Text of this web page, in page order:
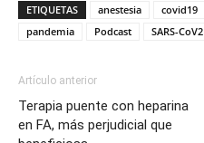
ETIQUETAS anestesia covid19
pandemia
Podcast SARS-CoV2
Artículo anterior
Terapia puente con heparina
en FA, más perjudicial que